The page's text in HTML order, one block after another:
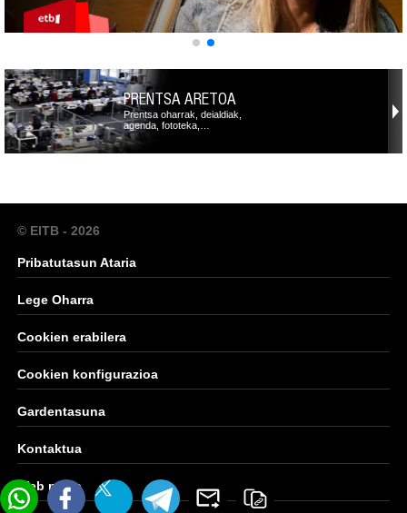
PRENTSA ARETOA
Prentsa oharrak, deialdiak,
agenda, fototeka,…
© EITB - 2026
Pribatutasun Ataria
Lege Oharra
Cookien erabilera
Cookien konfigurazioa
Gardentasuna
Kontaktua
Web mapa